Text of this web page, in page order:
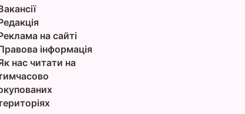
на сайті
інформація
нас читати на